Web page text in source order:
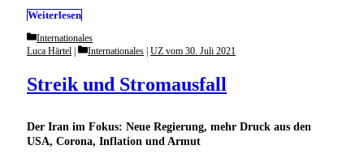
Weiterlesen
Categories
Internationales
Der Iran im Fokus: Neue Regierung, mehr Druck aus den
USA, Corona, Inflation und Armut
Streik und Stromausfall
Luca Härtel Categories
Internationales UZ vom 30. Juli 2021